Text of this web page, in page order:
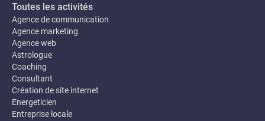
Toutes les activités
Agence de communication
Agence marketing
Agence web
Astrologue
Coaching
Consultant
Création de site internet
Energeticien
Entreprise locale